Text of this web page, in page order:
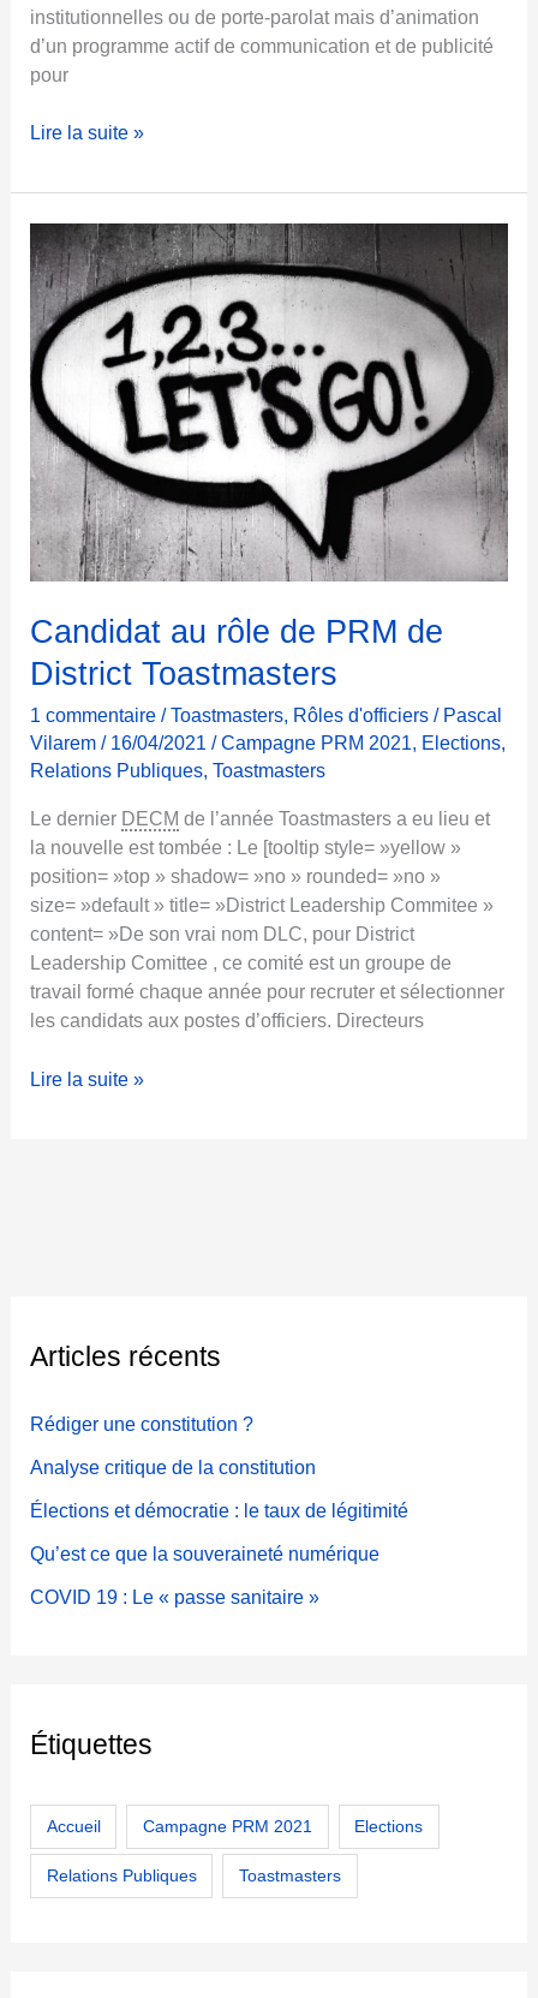
c
a
p
a
institutionnelles ou de porte-parolat mais d’animation
d’un programme actif de communication et de publicité
pour
U
P
M
à
q
u
o
i
ç
s
e
r
Lire la suite »
Candidat au rôle de PRM de
District Toastmasters
1 commentaire /Toastmasters, Rôles d'officiers / Pascal
Vilarem/ 16/04/2021/Campagne PRM 2021, Elections,
Relations Publiques,Toastmasters
Le dernier DECM de l’année Toastmasters a eu lieu et
la nouvelle est tombée : Le [tooltip style= »yellow »
position= »top » shadow= »no » rounded= »no »
size= »default » title= »District Leadership Commitee »
content= »De son vrai nom DLC, pour District
Leadership Comittee , ce comité est un groupe de
travail formé chaque année pour recruter et sélectionner
les candidats aux postes d’officiers. Directeurs
C
r
l
d
e
R
M
s
c
Lire la suite »
Articles récents
Rédiger une constitution ?
Analyse critique de la constitution
Élections et démocratie : le taux de légitimité
Qu’est ce que la souveraineté numérique
COVID 19 : Le « passe sanitaire »
Étiquettes
Accueil Campagne PRM 2021 Elections
Relations Publiques Toastmasters